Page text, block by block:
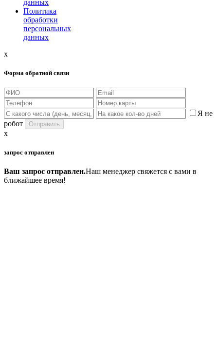
данных
Политика
обработки
персональных
данных
x
Форма обратной связи
Я не
робот
x
запрос отправлен
Ваш запрос отправлен.Наш менеджер свяжется с вами в
ближайшее время!